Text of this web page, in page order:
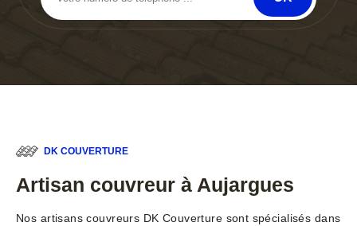
DK COUVERTURE
Artisan couvreur à Aujargues
Nos artisans couvreurs DK Couverture sont spécialisés dans